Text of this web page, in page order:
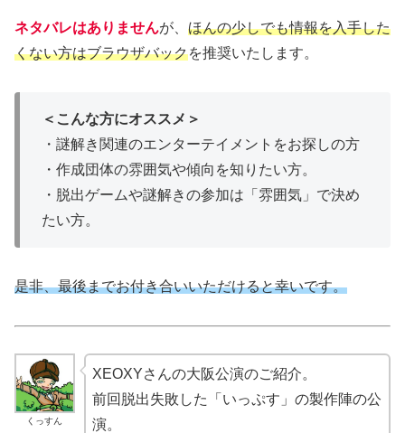
ネタバレはありませんが、 ほんの少しでも情報を入手した
くない方はブラウザバックを推奨いたします。
＜こんな方にオススメ＞
・謎解き関連のエンターテイメントをお探しの方
・作成団体の雰囲気や傾向を知りたい方。
・脱出ゲームや謎解きの参加は「雰囲気」で決め
たい方。
是非、最後までお付き合いいただけると幸いです。
くっすん
XEOXYさんの大阪公演のご紹介。
前回脱出失敗した「いっぷす」の製作陣の公
演。